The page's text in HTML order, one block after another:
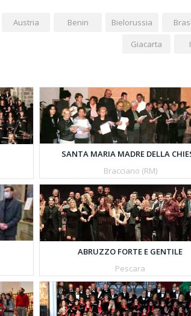
Austria Benin Bielorussia
Giacarta
SANTA MARIA MADRE DELLA
Bracciano (RM)
ABRUZZO FORTE E GENTILE
Pescara